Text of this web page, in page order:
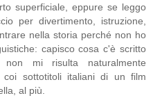
superficiale, eppure se leggo
per divertimento, istruzione,
nella storia perché non ho
capisco cosa c'è scritto
mi risulta naturalmente
coi sottotitoli italiani di un film
al più.